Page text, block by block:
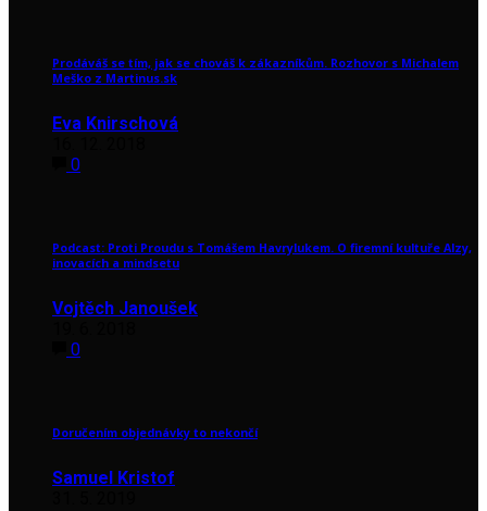
Prodáváš se tím, jak se chováš k zákazníkům. Rozhovor s Michalem
Meško z Martinus.sk
Eva Knirschová
0
Podcast: Proti Proudu s Tomášem Havrylukem. O firemní kultuře Alzy,
inovacích a mindsetu
Vojtěch Janoušek
0
Doručením objednávky to nekončí
Samuel Kristof